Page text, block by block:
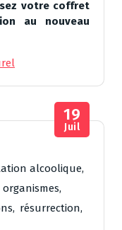
votre coffret
au nouveau
alcoolique,
organismes,
, résurrection,
19
Juil